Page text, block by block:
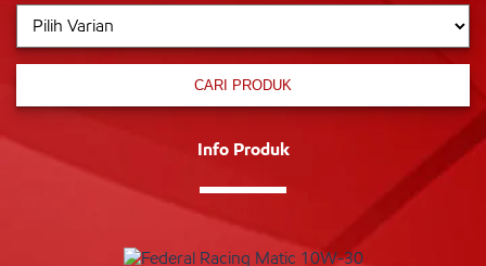
CARI PRODUK
Info Produk